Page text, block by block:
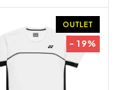
OUTLET
- 19%